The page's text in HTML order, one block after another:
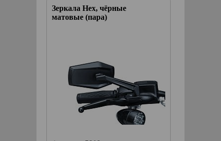
Зеркала Hex, чёрные
матовые (пара)